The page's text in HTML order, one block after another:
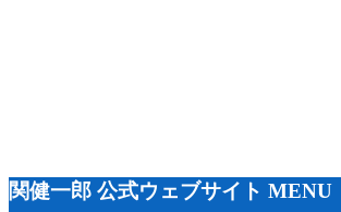
関健一郎 公式ウェブサイト MENU